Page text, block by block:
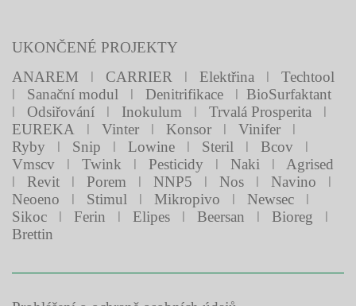
UKONČENÉ PROJEKTY
ANAREM ǀ CARRIER ǀ Elektřina ǀ Techtool
ǀ Sanační modul ǀ Denitrifikace ǀ BioSurfaktant
ǀ Odsiřování ǀ Inokulum ǀ Trvalá Prosperita ǀ
EUREKA ǀ Vinter ǀ Konsor ǀ Vinifer ǀ
Ryby ǀ Snip ǀ Lowine ǀ Steril ǀ Bcov ǀ
Vmscv ǀ Twink ǀ Pesticidy ǀ Naki ǀ Agrised
ǀ Revit ǀ Porem ǀ NNP5 ǀ Nos ǀ Navino ǀ
Neoeno ǀ Stimul ǀ Mikropivo ǀ Newsec ǀ
Sikoc ǀ Ferin ǀ Elipes ǀ Beersan ǀ Bioreg ǀ
Brettin